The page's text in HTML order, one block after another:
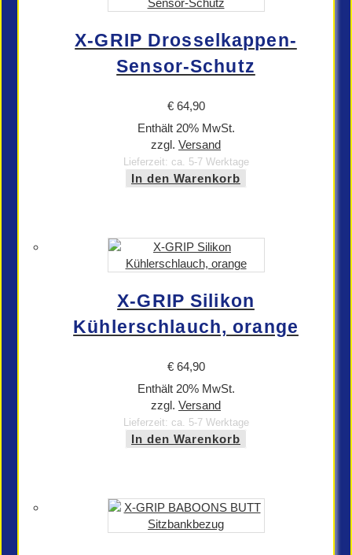
X-GRIP Drosselkappen-
Sensor-Schutz
€64,90
Enthält 20% MwSt.
zzgl. Versand
Lieferzeit: ca. 5-7 Werktage
In den Warenkorb
X-GRIP Silikon
Kühlerschlauch, orange
€64,90
Enthält 20% MwSt.
zzgl. Versand
Lieferzeit: ca. 5-7 Werktage
In den Warenkorb